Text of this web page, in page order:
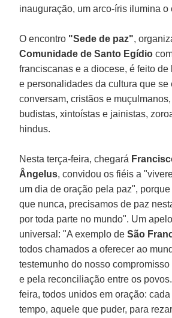
inauguração, um arco-íris ilumina o
O encontro "Sede de paz",
Comunidade de Santo Egídio
franciscanas e a diocese, é feito
e personalidades da cultura que se
conversam, cristãos e
budistas, xintoístas e jainistas,
hindus.
Nesta terça-feira, chegará
Ângelus, convidou os fiéis a
um dia de oração pela paz",
que nunca, precisamos de paz
por toda parte no mundo". Um
universal: "A exemplo deSão
todos chamados a oferecer ao
testemunho do nosso
e pela reconciliação entre os
feira, todos unidos em oração:
tempo, aquele que puder, para